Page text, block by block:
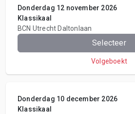
Donderdag 12 november 2026
Klassikaal
BCN Utrecht Daltonlaan
Selecteer
Volgeboekt
Donderdag 10 december 2026
Klassikaal